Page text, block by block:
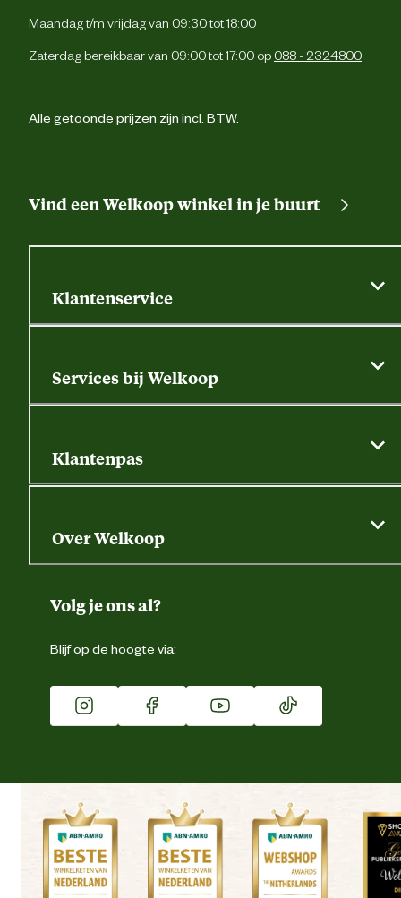
Maandag t/m vrijdag van 09:30 tot 18:00
Zaterdag bereikbaar van 09:00 tot 17:00 op 088 - 2324800
Alle getoonde prijzen zijn incl. BTW.
Vind een Welkoop winkel in je buurt
Klantenservice
Contactformulier
Retouren, service en garantie
Services bij Welkoop
Dierspecialist
Klantenpas
Gegevens wijzigen
Over Welkoop
Duurzaamheid
Franchise
Vacatures
Winkels
Volg je ons al?
Blijf op de hoogte via: